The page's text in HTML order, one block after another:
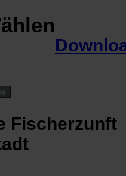
Fischerzunft